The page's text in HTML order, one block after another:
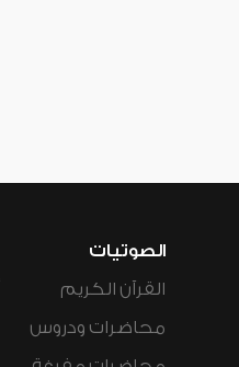
الصوتيات
القرآن الكريم
محاضرات ودروس